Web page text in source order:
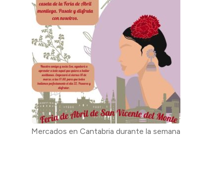
Mercados en Cantabria durante la semana